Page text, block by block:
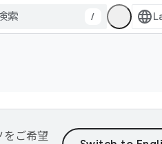
/
をご希望